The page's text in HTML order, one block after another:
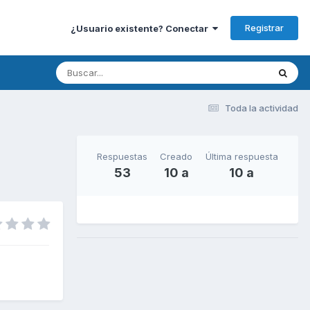
¿Usuario existente? Conectar Registrar
Toda la actividad
Respuestas
53
Creado
10 a
Última respuesta
10 a